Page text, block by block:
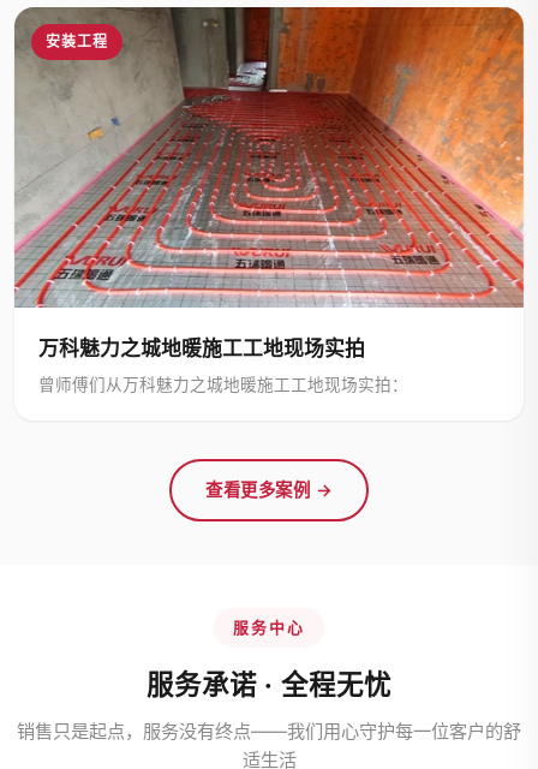
安装工程
万科魅力之城地暖施工工地现场实拍
曾师傅们从万科魅力之城地暖施工工地现场实拍：
查看更多案例 →
服务中心
服务承诺 · 全程无忧
销售只是起点，服务没有终点——我们用心守护每一位客户的舒
适生活